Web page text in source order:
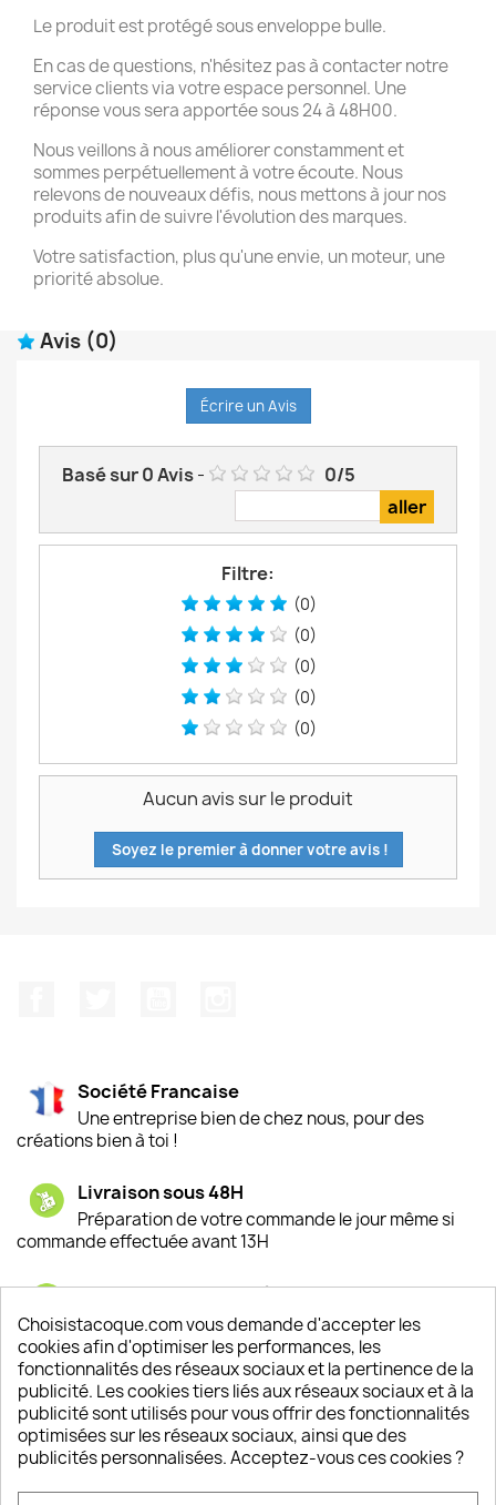
Le produit est protégé sous enveloppe bulle.
En cas de questions, n'hésitez pas à contacter notre
service clients via votre espace personnel. Une
réponse vous sera apportée sous 24 à 48H00.
Nous veillons à nous améliorer constamment et
sommes perpétuellement à votre écoute. Nous
relevons de nouveaux défis, nous mettons à jour nos
produits afin de suivre l'évolution des marques.
Votre satisfaction, plus qu'une envie, un moteur, une
priorité absolue.
Avis (0)
Écrire un Avis
Basé sur0Avis- 0/5
Filtre:
(0)
(0)
(0)
(0)
(0)
Aucun avis sur le produit
Soyez le premier à donner votre avis !
Société Francaise
Une entreprise bien de chez nous, pour des
créations bien à toi !
Livraison sous 48H
Préparation de votre commande le jour même si
commande effectuée avant 13H
Satisfaction de nos clients
Depuis 2009, entre 92% et 94% de nos clients
sont satisfaits de nos produits
Un SAV à votre écoute
Notre SAV est disponible 6/7J de 10h à 18H
Choisistacoque.com vous demande d'accepter les
cookies afin d'optimiser les performances, les
fonctionnalités des réseaux sociaux et la pertinence de la
publicité. Les cookies tiers liés aux réseaux sociaux et à la
publicité sont utilisés pour vous offrir des fonctionnalités
optimisées sur les réseaux sociaux, ainsi que des
publicités personnalisées. Acceptez-vous ces cookies ?